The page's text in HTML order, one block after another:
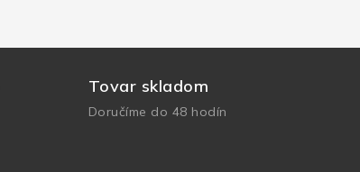
Tovar skladom
Doručíme do 48 hodín